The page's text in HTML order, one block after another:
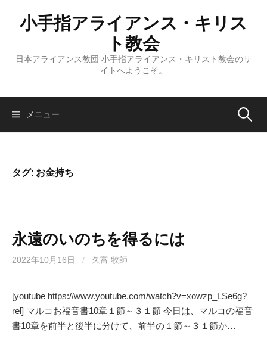
ス
小手指アライアンス・キリス
ト教会
日本アライアンス教団 小手指アライアンス・キリスト教会のサ
イトへようこそ。
メニュー 検
タグ: お金持ち
永遠のいのちを得るには
2022年10月16日 / 久富 牧師
[youtube https://www.youtube.com/watch?v=xowzp_LSe6g?
rel] マルコお福音書10章１節～３１節 今日は、マルコの福音
書10章を前半と後半に分けて、前半の１節～３１節か…